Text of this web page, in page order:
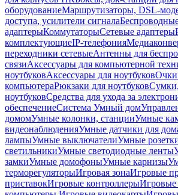
оборудованиеМаршрутизаторы, DSL-
доступа, усилители сигнала
адаптерыКоммутаторыСетевые адаптеры
комплектующиеIP-телефония
переходники сетевыеАнтенны для
связиАксессуары для компьютерной
ноутбуковАксессуары для ноутбуковОчки
компьютераРюкзаки для ноутбуков
ноутбуковСредства для ухода за
обеспечениеСистема Умный дом
домомУмные колонки, станцииУмные
видеонаблюденияУмные датчики для
лампыУмные выключателиУмные
светильникиУмные светодиодные ленты
замкиУмные домофоныУмные карнизы
терморегуляторыИгровая зонаИгровые
приставокИгровые контроллерыИгровые